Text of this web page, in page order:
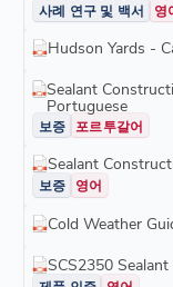
사례 연구 및 백서 영
Hudson Yards -
Sealant
Portuguese
보증 포르투갈어
Sealant
보증 영어
Cold Weather
SCS2350